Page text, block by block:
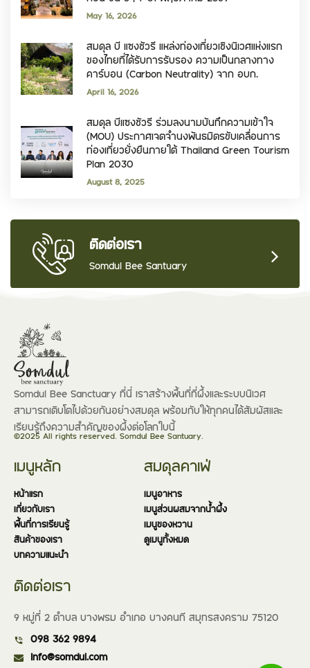
May 16, 2026
สมดุล บี แซงชัวรี แหล่งท่องเที่ยวเชิงนิเวศแห่งแรก
ของไทยที่ได้รับการรับรอง ความเป็นกลางทาง
คาร์บอน (Carbon Neutrality) จาก อบก.
April 16, 2026
สมดุล บีแซงชัวรี ร่วมลงนามบันทึกความเข้าใจ
(MOU) ประกาศเจตจำนงพันธมิตรขับเคลื่อนการ
ท่องเที่ยวยั่งยืนภายใต้ Thailand Green Tourism
Plan 2030
August 8, 2025
ติดต่อเรา
Somdul Bee Santuary
Somdul Bee Sanctuary ที่นี่ เราสร้างพื้นที่ที่ผึ้งและระบบนิเวศ
สามารถเติบโตไปด้วยกันอย่างสมดุล พร้อมกับให้ทุกคนได้สัมผัสและ
เรียนรู้ถึงความสำคัญของผึ้งต่อโลกใบนี้
©2025 All rights reserved. Somdul Bee Santuary.
เมนูหลัก
หน้าแรก
เกี่ยวกับเรา
พื้นที่การเรียนรู้
สินค้าของเรา
บทความแนะนำ
สมดุลคาเฟ่
เมนูอาหาร
เมนูส่วนผสมจากน้ำผึ้ง
เมนูของหวาน
ดูเมนูทั้งหมด
ติดต่อเรา
9 หมู่ที่ 2 ตำบล บางพรม อำเภอ บางคนที สมุทรสงคราม 75120
098 362 9894
info@somdul.com